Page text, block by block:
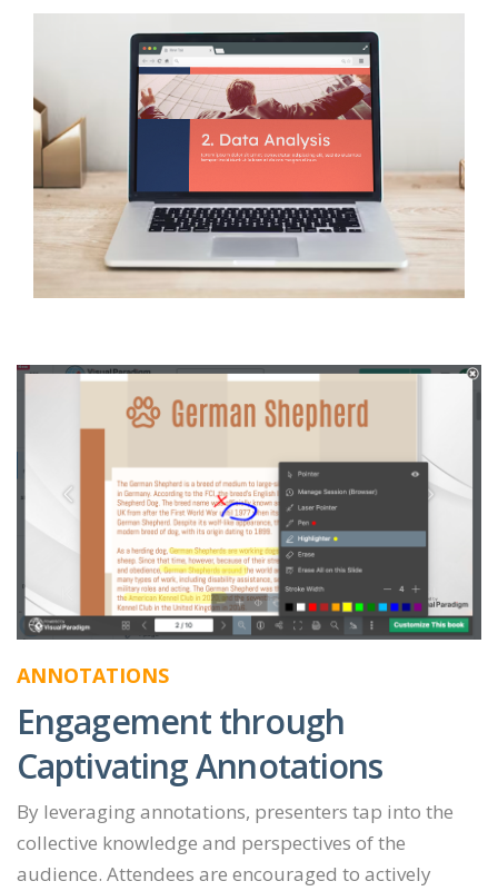
ANNOTATIONS
Engagement through
Captivating Annotations
By leveraging annotations, presenters tap into the
collective knowledge and perspectives of the
audience. Attendees are encouraged to actively